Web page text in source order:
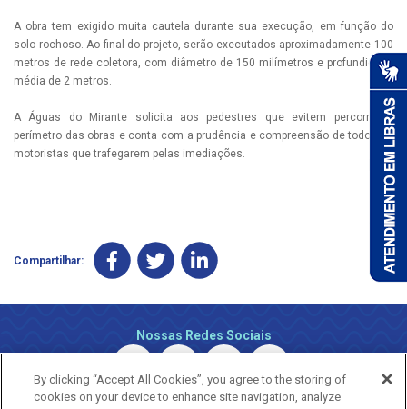
A obra tem exigido muita cautela durante sua execução, em função do
solo rochoso. Ao final do projeto, serão executados aproximadamente 100
metros de rede coletora, com diâmetro de 150 milímetros e profundidade
média de 2 metros.
A Águas do Mirante solicita aos pedestres que evitem percorrer o
perímetro das obras e conta com a prudência e compreensão de todos os
motoristas que trafegarem pelas imediações.
Compartilhar:
Nossas Redes Sociais
By clicking “Accept All Cookies”, you agree to the storing of
cookies on your device to enhance site navigation, analyze